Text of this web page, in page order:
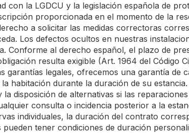
con la LGDCU y la legislación española de
proporcionada en el momento de la
a solicitar las medidas correctoras
Los defectos ocultos en nuestras
Conforme al derecho español, el plazo de
resulta exigible (Art. 1964 del Código
garantías legales, ofrecemos una garantía de
habitación durante la duración de su
disposición de alternativas si las
consulta o incidencia posterior a la
individuales, la duración del contrato
tener condiciones de duración